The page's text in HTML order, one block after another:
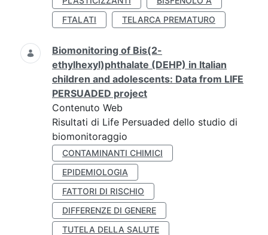
FTALATI
TELARCA PREMATURO
Biomonitoring of Bis(2-
ethylhexyl)phthalate (DEHP) in Italian
children and adolescents: Data from LIFE
PERSUADED project
Contenuto Web
Risultati di Life Persuaded dello studio di
biomonitoraggio
CONTAMINANTI CHIMICI
EPIDEMIOLOGIA
FATTORI DI RISCHIO
DIFFERENZE DI GENERE
TUTELA DELLA SALUTE